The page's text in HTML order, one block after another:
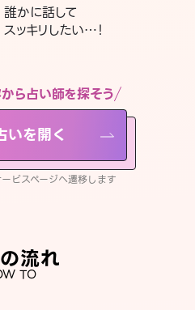
誰かに話して
スッキリしたい…！
ら占い師を探そう
いを開く
ビスページへ遷移します
流れ
TO